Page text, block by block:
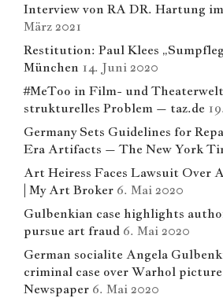
Interview von RA DR. Hartung
März 2021
Restitution: Paul Klees
München 14. Juni 2020
#MeToo in Film- und
strukturelles Problem – taz.de
Germany Sets Guidelines for
Era Artifacts – The New York
Art Heiress Faces Lawsuit Over
| My Art Broker 6. Mai 2020
Gulbenkian case highlights
pursue art fraud 6. Mai 2020
German socialite Angela
criminal case over Warhol
Newspaper 6. Mai 2020